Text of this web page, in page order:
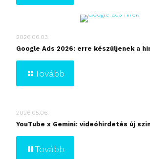
2026.06.03.
Google Ads 2026: erre készüljenek a
Tovább
2026.05.06.
YouTube x Gemini: videóhirdetés új
Tovább